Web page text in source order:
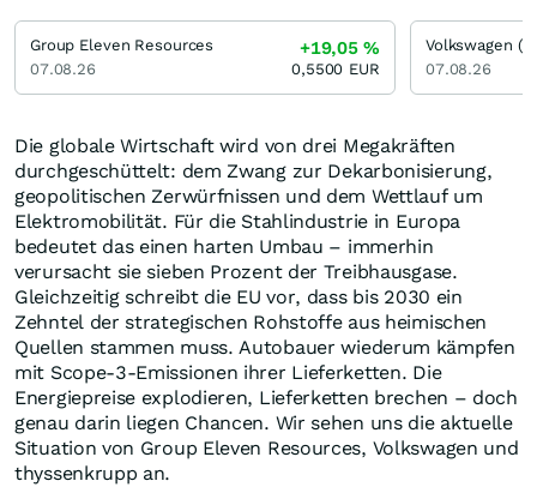
Die globale Wirtschaft wird von drei Megakräften
durchgeschüttelt: dem Zwang zur Dekarbonisierung,
geopolitischen Zerwürfnissen und dem Wettlauf um
Elektromobilität. Für die Stahlindustrie in Europa
bedeutet das einen harten Umbau – immerhin
verursacht sie sieben Prozent der Treibhausgase.
Gleichzeitig schreibt die EU vor, dass bis 2030 ein
Zehntel der strategischen Rohstoffe aus heimischen
Quellen stammen muss. Autobauer wiederum kämpfen
mit Scope-3-Emissionen ihrer Lieferketten. Die
Energiepreise explodieren, Lieferketten brechen – doch
genau darin liegen Chancen. Wir sehen uns die aktuelle
Situation von Group Eleven Resources, Volkswagen und
thyssenkrupp an.
Group Eleven Resources
07.08.26
+19,05%
0,5500 EUR
Volkswagen
07.08.26